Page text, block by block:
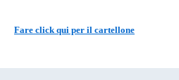
Fare click qui per il cartellone